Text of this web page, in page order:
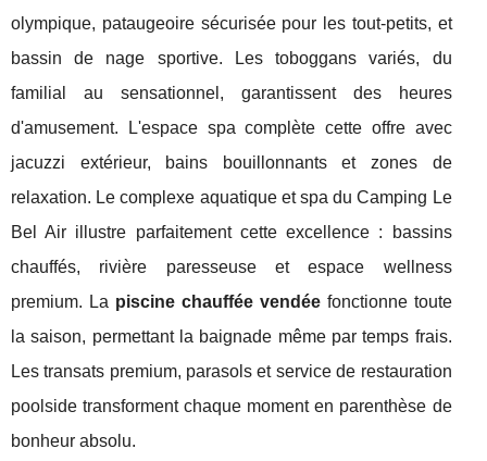
olympique, pataugeoire sécurisée pour les tout-petits, et
bassin de nage sportive. Les toboggans variés, du
familial au sensationnel, garantissent des heures
d'amusement. L'espace spa complète cette offre avec
jacuzzi extérieur, bains bouillonnants et zones de
relaxation. Le complexe aquatique et spa du Camping Le
Bel Air illustre parfaitement cette excellence : bassins
chauffés, rivière paresseuse et espace wellness
premium. La piscine chauffée vendéefonctionne toute
la saison, permettant la baignade même par temps frais.
Les transats premium, parasols et service de restauration
poolside transforment chaque moment en parenthèse de
bonheur absolu.